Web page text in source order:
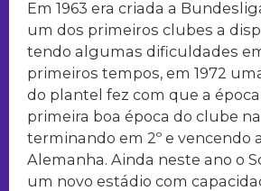
Em 1963 era criada a
um dos primeiros clubes a
tendo algumas dificuldades
primeiros tempos, em 1972
do plantel fez com que a época
primeira boa época do clube
terminando em 2º e vencendo
Alemanha. Ainda neste ano o
um novo estádio com